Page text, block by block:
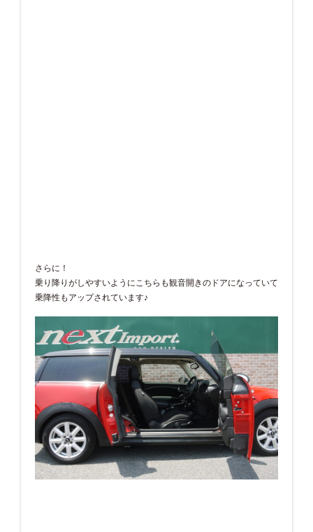
さらに！
乗り降りがしやすいようにこちらも観音開きのドアになっていて
乗降性もアップされています♪